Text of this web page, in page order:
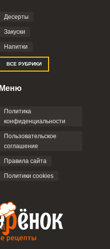
Десерты
Закуски
Напитки
ВСЕ РУБРИКИ
Меню
Политика
конфиденциальности
Пользовательское
соглашение
Правила сайта
Политики cookies